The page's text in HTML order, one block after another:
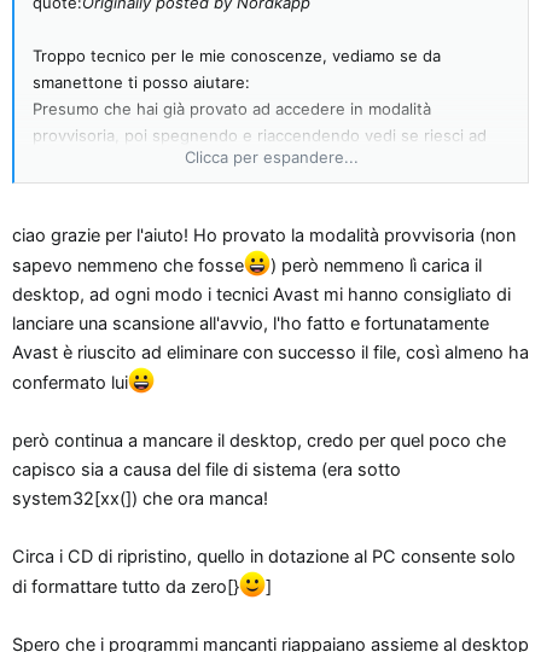
Troppo tecnico per le mie conoscenze, vediamo se da
smanettone ti posso aiutare:
Presumo che hai già provato ad accedere in modalità
provvisoria, poi spegnendo e riaccendendo vedi se riesci ad
accedere normalmente, per i programmi tipo quelli di
masterizzazione poco male, puoi reinstallarli, più grave invece
Hai già usato i CD di ripristino parziale del PC?
Clicca per espandere...
ciao grazie per l'aiuto! Ho provato la modalità provvisoria (non
sapevo nemmeno che fosse
) però nemmeno lì carica il
desktop, ad ogni modo i tecnici Avast mi hanno consigliato di
lanciare una scansione all'avvio, l'ho fatto e fortunatamente
Avast è riuscito ad eliminare con successo il file, così almeno ha
confermato lui
però continua a mancare il desktop, credo per quel poco che
capisco sia a causa del file di sistema (era sotto
system32[xx(]) che ora manca!
Circa i CD di ripristino, quello in dotazione al PC consente solo
di formattare tutto da zero[}
]
Spero che i programmi mancanti riappaiano assieme al desktop